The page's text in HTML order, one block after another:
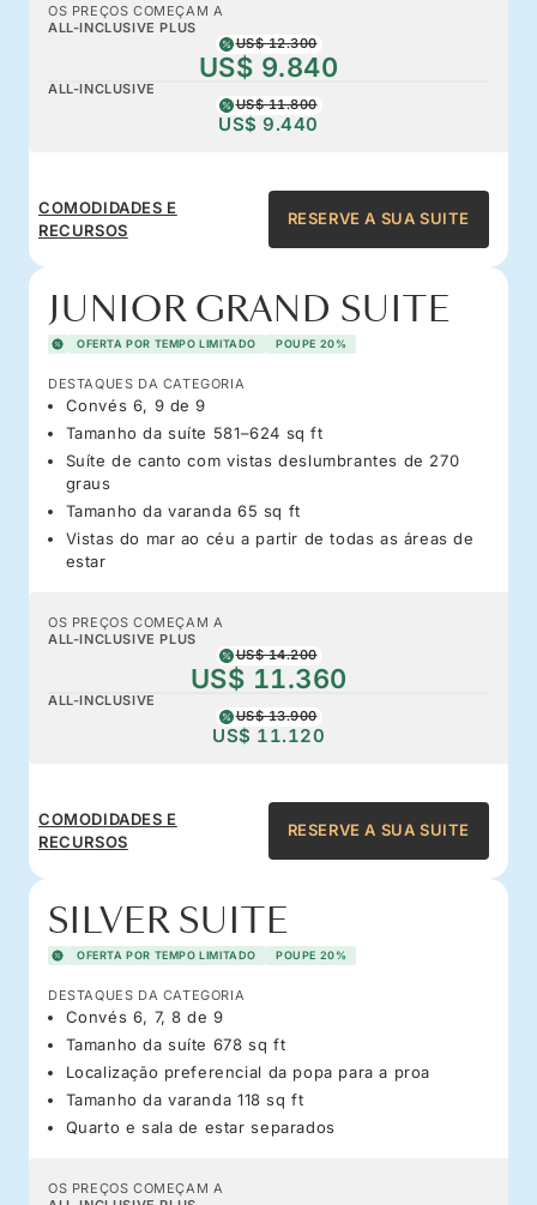
OS PREÇOS COMEÇAM A
ALL-INCLUSIVE PLUS
US$ 12.300
US$ 9.840
ALL-INCLUSIVE
US$ 11.800
US$ 9.440
COMODIDADES E
RECURSOS
RESERVE A SUA SUITE
JUNIOR GRAND SUITE
OFERTA POR TEMPO LIMITADO POUPE 20%
DESTAQUES DA CATEGORIA
Convés 6, 9 de 9
Tamanho da suíte 581–624 sq ft
Suíte de canto com vistas deslumbrantes de 270
graus
Tamanho da varanda 65 sq ft
Vistas do mar ao céu a partir de todas as áreas de
estar
OS PREÇOS COMEÇAM A
ALL-INCLUSIVE PLUS
US$ 14.200
US$ 11.360
ALL-INCLUSIVE
US$ 13.900
US$ 11.120
COMODIDADES E
RECURSOS
RESERVE A SUA SUITE
SILVER SUITE
OFERTA POR TEMPO LIMITADO POUPE 20%
DESTAQUES DA CATEGORIA
Convés 6, 7, 8 de 9
Tamanho da suíte 678 sq ft
Localização preferencial da popa para a proa
Tamanho da varanda 118 sq ft
Quarto e sala de estar separados
OS PREÇOS COMEÇAM A